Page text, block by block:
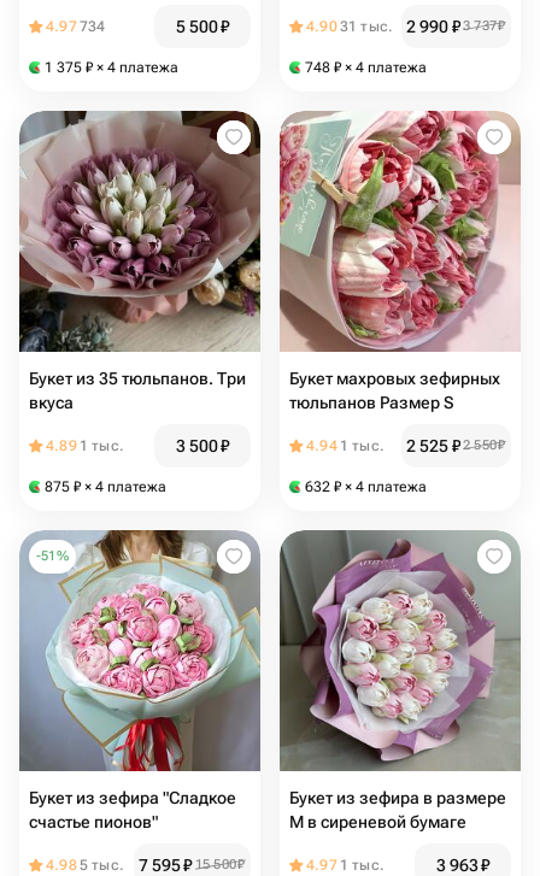
4.97734 5 500₽
1 375 ₽ × 4 платежа
4.9031 тыс. 2 990₽3 737₽
748 ₽ × 4 платежа
Букет из 35 тюльпанов. Три
вкуса
4.89 1 тыс. 3 500₽
875 ₽ × 4 платежа
Букет махровых зефирных
тюльпанов Размер S
4.94 1 тыс. 2 525₽2 550₽
632 ₽ × 4 платежа
-51 %
Букет из зефира "Сладкое
счастье пионов"
4.985 тыс. 7 595₽ 15 500₽
Букет из зефира в размере
М в сиреневой бумаге
4.97 1 тыс. 3 963₽